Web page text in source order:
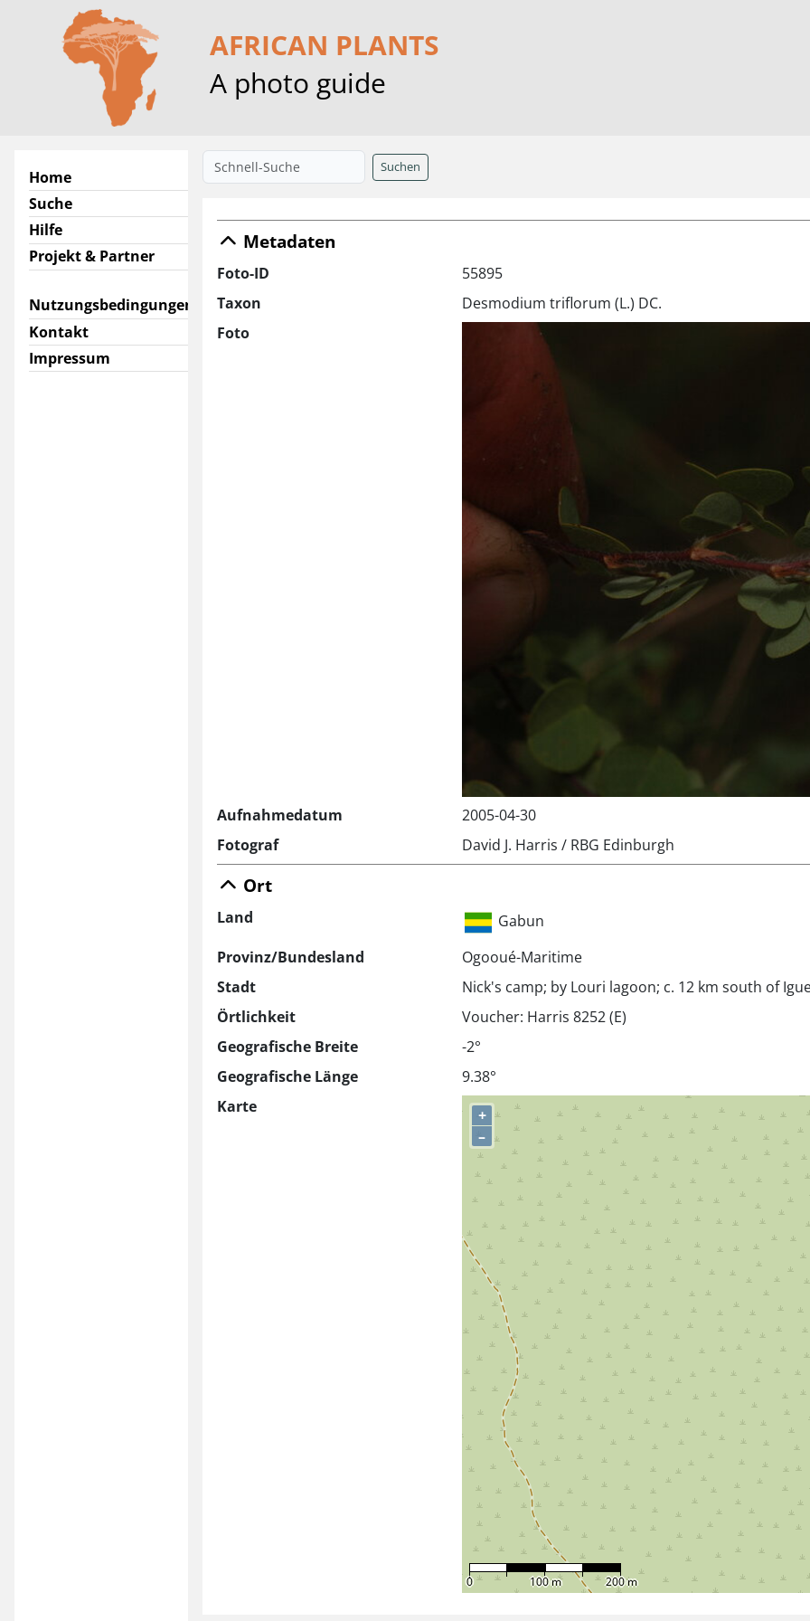
AFRICAN PLANTS
A photo guide
Home
Suche
Hilfe
Projekt & Partner
Nutzungsbedingungen
Kontakt
Impressum
Suchen
Metadaten
Foto-ID
55895
Taxon
Desmodium triflorum (L.) DC.
Foto
Aufnahmedatum
2005-04-30
Fotograf
David J. Harris / RBG Edinburgh
Ort
Land
Gabun
Provinz/Bundesland
Ogooué-Maritime
Stadt
Nick's camp; by Louri lagoon; c. 12 km south of
Örtlichkeit
Voucher: Harris 8252 (E)
Geografische Breite
-2°
Geografische Länge
9.38°
Karte
+
–
0 100 m 200 m